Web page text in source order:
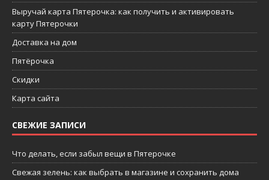
Выручай карта Пятерочка: как получить и активировать
карту Пятерочки
Доставка на дом
Пятёрочка
Скидки
Карта сайта
СВЕЖИЕ ЗАПИСИ
Что делать, если забыл вещи в Пятерочке
Свежая зелень: как выбрать в магазине и сохранить дома